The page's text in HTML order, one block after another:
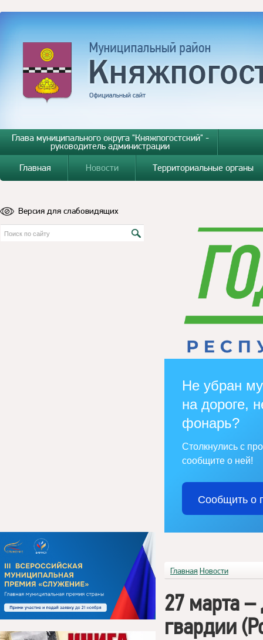
Глава муниципального округа "Княжпогостский" -
руководитель администрации
Главная
Новости Территориальные органы
Версия для слабовидящих
Не убран
на дороге,
фонарь?
Столкнулись с
сообщите о ней!
Сообщить о
Главная Новости
27 марта
гвардии